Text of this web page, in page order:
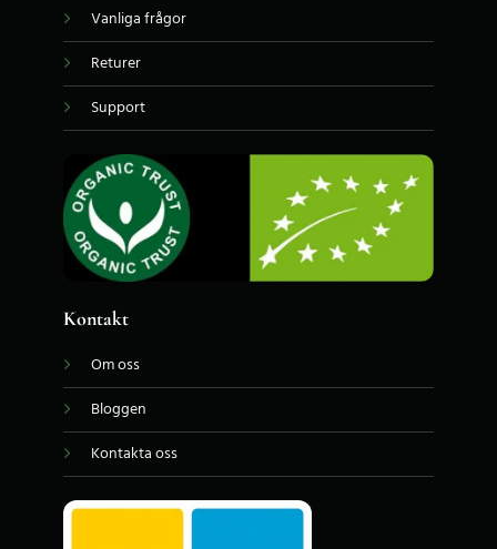
Vanliga frågor
Returer
Support
Kontakt
Om oss
Bloggen
Kontakta oss